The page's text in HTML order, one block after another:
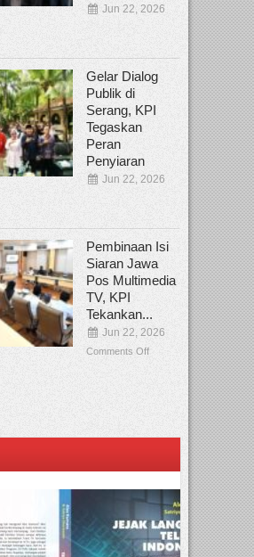
Jun 22, 2026
Gelar Dialog
Publik di
Serang, KPI
Tegaskan
Peran
Penyiaran
Jun 22, 2026
Pembinaan Isi
Siaran Jawa
Pos Multimedia
TV, KPI
Tekankan...
Jun 22, 2026
Comments Off